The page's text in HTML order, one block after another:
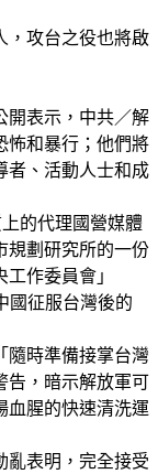
，攻台之役也將啟
開表示，中共／解
怖和暴行；他們將
者、活動人士和成
的代理國營媒體
規劃研究所的一份
作委員會」
國征服台灣後的
隨時準備接掌台灣
告，暗示解放軍可
血腥的快速清洗運
亂表明，完全接受